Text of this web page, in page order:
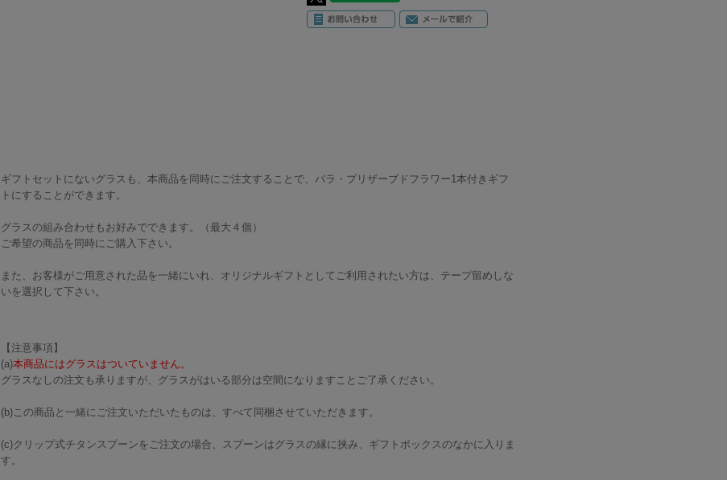
ギフトセットにないグラスも、本商品を同時にご注文することで、バラ・プリザーブドフラワー1本付きギフ
トにすることができます。
グラスの組み合わせもお好みでできます。（最大４個）
ご希望の商品を同時にご購入下さい。
また、お客様がご用意された品を一緒にいれ、オリジナルギフトとしてご利用されたい方は、テープ留めしな
いを選択して下さい。
【注意事項】
(a)本商品にはグラスはついていません。
グラスなしの注文も承りますが、グラスがはいる部分は空間になりますことご了承ください。
(b)この商品と一緒にご注文いただいたものは、すべて同梱させていただきます。
(c)クリップ式チタンスプーンをご注文の場合、スプーンはグラスの縁に挟み、ギフトボックスのなかに入りま
す。